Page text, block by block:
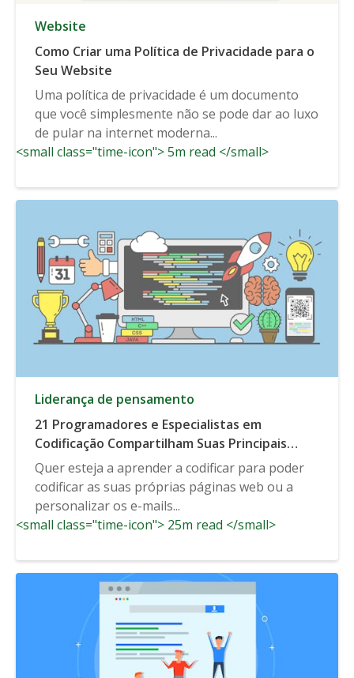
Website
Como Criar uma Política de Privacidade para o
Seu Website
Uma política de privacidade é um documento
que você simplesmente não se pode dar ao luxo
de pular na internet moderna...
<small class="time-icon"> 5m read </small>
Liderança de pensamento
21 Programadores e Especialistas em
Codificação Compartilham Suas Principais
Dicas para a Aprendizagem da Codificação
Básica
Quer esteja a aprender a codificar para poder
codificar as suas próprias páginas web ou a
personalizar os e-mails...
<small class="time-icon"> 25m read </small>